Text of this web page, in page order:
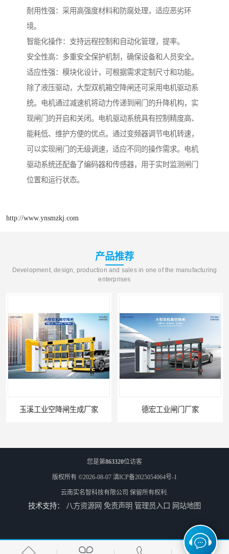
耐用性强：采用高强度材料和防腐处理，适应恶劣环
境。
智能化操作：支持远程控制和自动化管理，提率。
安全性高：多重安全保护机制，确保设备和人员安全。
适应性强：模块化设计，可根据需求定制尺寸和功能。
除了液压驱动，大型双机箱空降闸还可采用电机驱动系
统。电机通过减速机将动力传递到闸门的升降机构，实
现闸门的开启和关闭。电机驱动系统具有控制精度高、
能耗低、维护方便的优点。通过变频器调节电机转速，
可以实现闸门的无级调速，适应不同的操作需求。电机
驱动系统还配备了编码器和传感器，用于实时监测闸门
位置和运行状态。
http://www.ynsmzkj.com
产品推荐
Development, design, production and sales in one of the manufacturing
enterprises
德宏工业闸门厂家 普洱大型闸门厂家
昆明大型闸门生成厂家 迪庆大型双机箱空降闸生成厂家
您是第863320位访客
版权所有 ©2026-08-07 滇ICP备2025054064号-1
云南实名智科技有限公司 保留所有权利.
技术支持： 八方资源网 免责声明 管理员入口 网站地图